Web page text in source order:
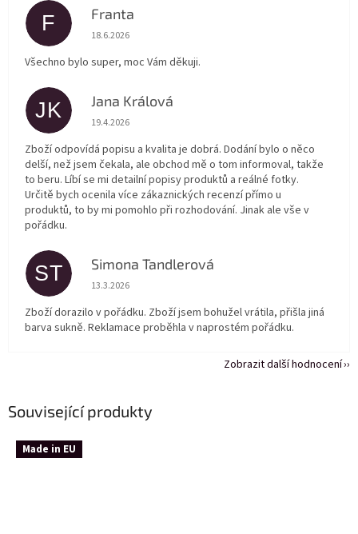
Související produkty
Made in EU
F Franta
Hodnocení obchodu je 5 z 5 hvězdiček.
18.6.2026
Všechno bylo super, moc Vám děkuji.
JK Jana Králová
Hodnocení obchodu je 5 z 5 hvězdiček.
19.4.2026
Zboží odpovídá popisu a kvalita je dobrá. Dodání bylo o něco
delší, než jsem čekala, ale obchod mě o tom informoval, takže
to beru. Líbí se mi detailní popisy produktů a reálné fotky.
Určitě bych ocenila více zákaznických recenzí přímo u
produktů, to by mi pomohlo při rozhodování. Jinak ale vše v
pořádku.
ST Simona Tandlerová
Hodnocení obchodu je 5 z 5 hvězdiček.
13.3.2026
Zboží dorazilo v pořádku. Zboží jsem bohužel vrátila, přišla jiná
barva sukně. Reklamace proběhla v naprostém pořádku.
Zobrazit další hodnocení